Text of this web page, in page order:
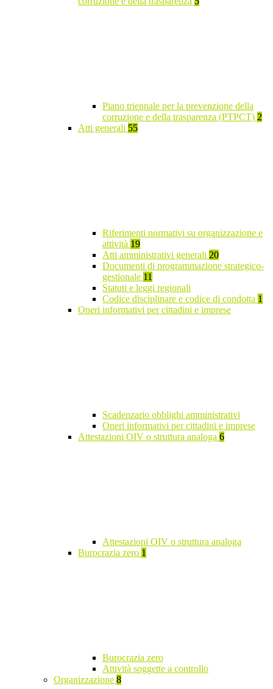
Piano triennale per la prevenzione della
corruzione e della trasparenza (PTPCT) 2
Atti generali 55
Riferimenti normativi su organizzazione e
attività 19
Atti amministrativi generali 20
Documenti di programmazione strategico-
gestionale 11
Statuti e leggi regionali
Codice disciplinare e codice di condotta 1
Oneri informativi per cittadini e imprese
Scadenzario obblighi amministrativi
Oneri informativi per cittadini e imprese
Attestazioni OIV o struttura analoga 6
Attestazioni OIV o struttura analoga
Burocrazia zero 1
Burocrazia zero
Attività soggette a controllo
Organizzazione 8